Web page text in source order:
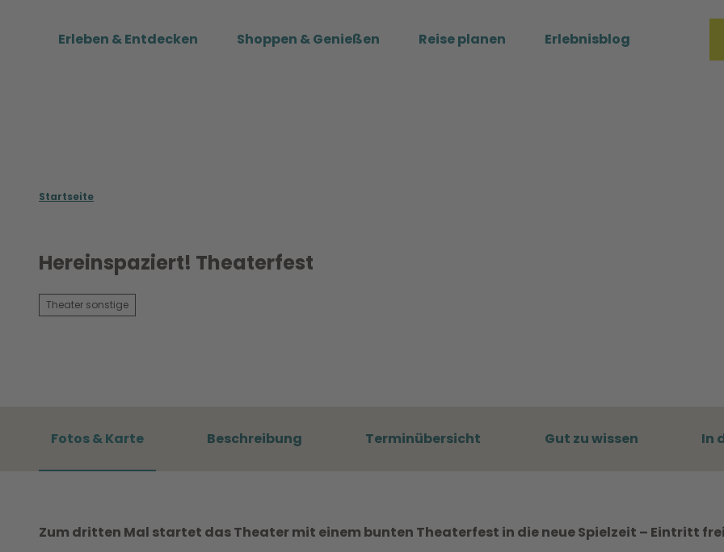
Erleben & Entdecken Shoppen & Genießen Reise planen Erlebnisblog
Startseite
Hereinspaziert! Theaterfest
Theater sonstige
Fotos & Karte Beschreibung Terminübersicht Gut zu wissen In
Zum dritten Mal startet das Theater mit einem bunten Theaterfest in die neue Spielzeit – Eintritt